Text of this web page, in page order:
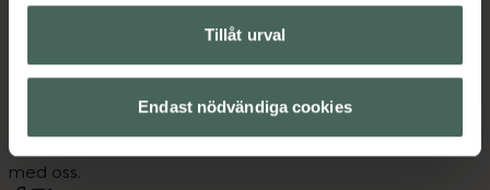
Tillåt urval
Endast nödvändiga cookies
Kronans Apotek finns här för dig. Du hittar oss från Skåne i
datorn. Oavsett vem du är så är det vårt uppdrag att
hjälpa just dig att må lite bättre. Välkommen att prata
med oss.